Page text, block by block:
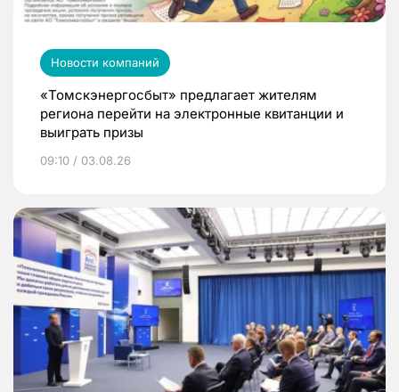
Новости компаний
«Томскэнергосбыт» предлагает жителям
региона перейти на электронные квитанции и
выиграть призы
09:10 / 03.08.26